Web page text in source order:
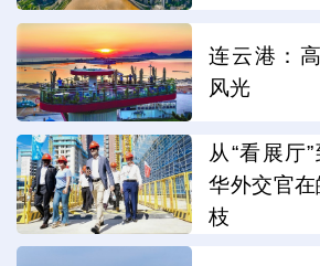
连云港：
风光
从“看展厅
华外交官
枝